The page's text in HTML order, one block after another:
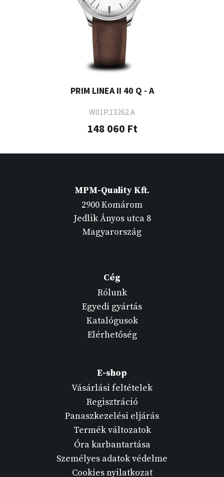
PRIM LINEA II 40 Q - A
W01P.13262.A
148 060 Ft
MPM-Quality Kft.
2900 Komárom
Jedlik Ányos utca 8
Magyarország
Cég
Rólunk
Egyedi gyártás
Katalógusok
Elérhetőség
E-shop
Vásárlási feltételek
Regisztráció
Panaszkezelési eljárás
Termék változatok
Óra karbantartása
Személyes adatok védelme
Cookies nyilatkozat